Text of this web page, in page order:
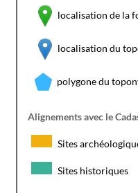
localisation de la
localisation du
polygone du
Alignements avec le
Sites
Sites historiques